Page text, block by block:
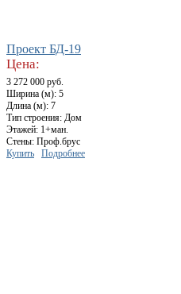
Проект БД-19
Цена:
3 272 000 руб.
Ширина (м): 5
Длина (м): 7
Тип строения: Дом
Этажей: 1+ман.
Стены: Проф.брус
Купить
Подробнее